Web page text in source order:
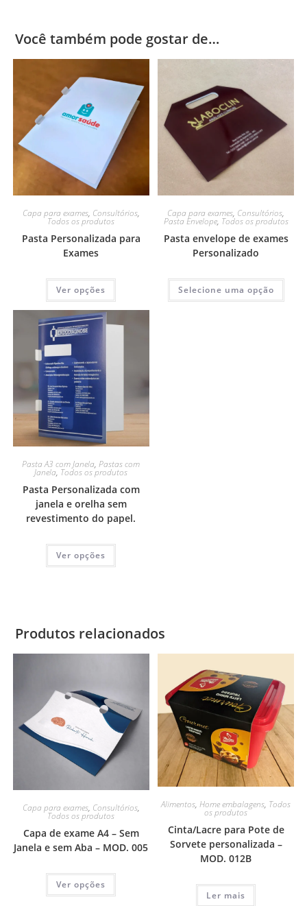
Você também pode gostar de…
Capa para exames, Consultórios,
Todos os produtos
Pasta Personalizada para
Exames
Ver opções
Capa para exames, Consultórios,
Pasta Envelope, Todos os produtos
Pasta envelope de exames
Personalizado
Selecione uma opção
Pasta A3 com Janela,Pastas com
Janela, Todos os produtos
Pasta Personalizada com
janela e orelha sem
revestimento do papel.
Ver opções
Produtos relacionados
Capa para exames, Consultórios,
Todos os produtos
Capa de exame A4 – Sem
Janela e sem Aba – MOD. 005
Ver opções
Alimentos,Home embalagens, Todos
os produtos
Cinta/Lacre para Pote de
Sorvete personalizada –
MOD. 012B
Ler mais